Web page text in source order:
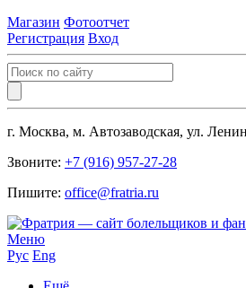
Магазин Фотоотчет
Регистрация Вход
г. Москва, м. Автозаводская, ул.
Звоните: +7 (916) 957-27-28
Пишите: office@fratria.ru
Меню
Рус Eng